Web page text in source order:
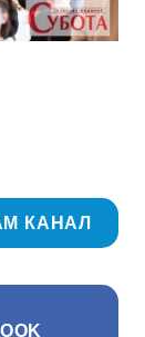
КАНАЛ